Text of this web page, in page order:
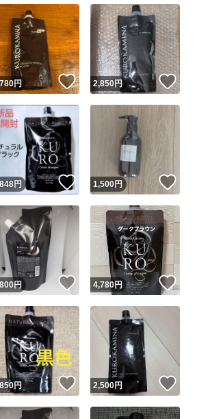
！
円 いいね！
2,850円 いいね！
！
円 いいね！
1,500円
！
円 いいね！
4,780円 いいね！
！
円 いいね！
2,500円